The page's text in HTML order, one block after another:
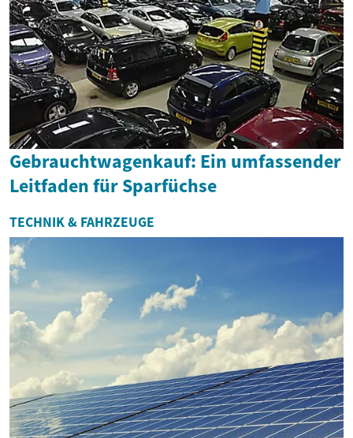
Gebrauchtwagenkauf: Ein umfassender
Leitfaden für Sparfüchse
TECHNIK & FAHRZEUGE